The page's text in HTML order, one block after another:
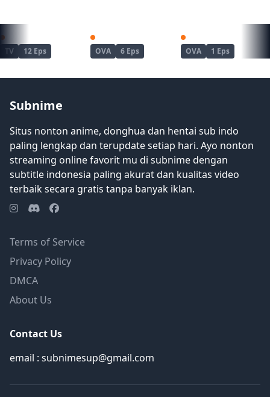
TV 12 Eps OVA 6 Eps OVA 1 Eps
Subnime
Situs nonton anime, donghua dan hentai sub indo
paling lengkap dan terupdate setiap hari. Ayo nonton
streaming online favorit mu di subnime dengan
subtitle indonesia paling akurat dan kualitas video
terbaik secara gratis tanpa banyak iklan.
Terms of Service
Privacy Policy
DMCA
About Us
Contact Us
email : subnimesup@gmail.com